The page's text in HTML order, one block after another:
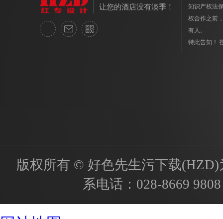
让您的酒店没有淡季！
知识产权法保
权合作之前
有人。
特此告知！
版权所有 © 好色先生污下载
系电话： 028-8669 9808